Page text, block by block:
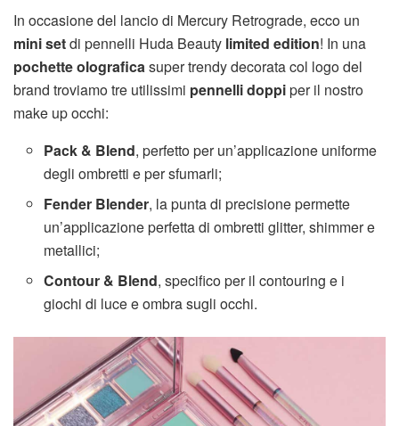
In occasione del lancio di Mercury Retrograde, ecco un
mini setdi pennelli Huda Beauty limited edition! In una
pochette olografica super trendy decorata col logo del
brand troviamo tre utilissimi pennelli doppiper il nostro
make up occhi:
Pack & Blend, perfetto per un’applicazione uniforme
degli ombretti e per sfumarli;
Fender Blender, la punta di precisione permette
un’applicazione perfetta di ombretti glitter, shimmer e
metallici;
Contour & Blend, specifico per il contouring e i
giochi di luce e ombra sugli occhi.